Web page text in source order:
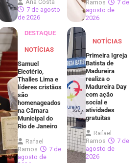
Ana Costa
7 de agosto
de 2026
Ramos
7 de
agosto de
2026
DESTAQUE
NOTÍCIAS
Samuel
Eleotério,
Thalles Lima e
líderes cristãos
são
homenageados
na Câmara
Municipal do
Rio de Janeiro
Rafael
Ramos
7 de
agosto de
NOTÍCIAS
Primeira Igreja
Batista de
Madureira
realiza o
Madureira Day
com ação
social e
atividades
gratuitas
Rafael
Ramos
7 de
agosto de
2026